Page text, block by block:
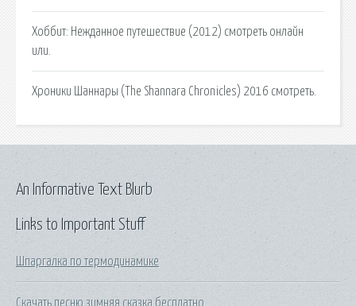
Хоббит: Нежданное путешествие (2012) смотреть онлайн
или.
Хроники Шаннары (The Shannara Chronicles) 2016 смотреть.
Links to Important Stuff
Шпаргалка по термодинамике
Скачать песню зимняя сказка бесплатно
An Informative Text Blurb